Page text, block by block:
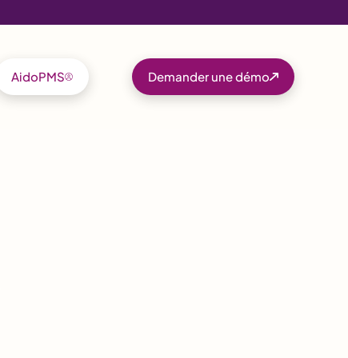
AidoPMS Demander une démo